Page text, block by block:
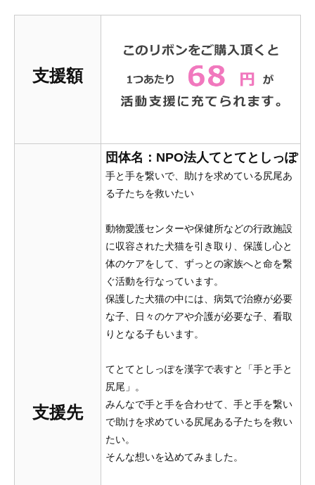
支援額
支援先
団体名：NPO法人てとてとしっぽ
手と手を繋いで、助けを求めている尻尾あ
る子たちを救いたい
動物愛護センターや保健所などの行政施設
に収容された犬猫を引き取り、保護し心と
体のケアをして、ずっとの家族へと命を繋
ぐ活動を行なっています。
保護した犬猫の中には、病気で治療が必要
な子、日々のケアや介護が必要な子、看取
りとなる子もいます。
てとてとしっぽを漢字で表すと「手と手と
尻尾」。
みんなで手と手を合わせて、手と手を繋い
で助けを求めている尻尾ある子たちを救い
たい。
そんな想いを込めてみました。